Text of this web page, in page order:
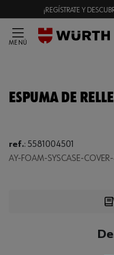
¡REGÍSTRATE Y
MENÚ
ESPUMA DE
ref.: 5581004501
AY-FOAM-SYSCASE-